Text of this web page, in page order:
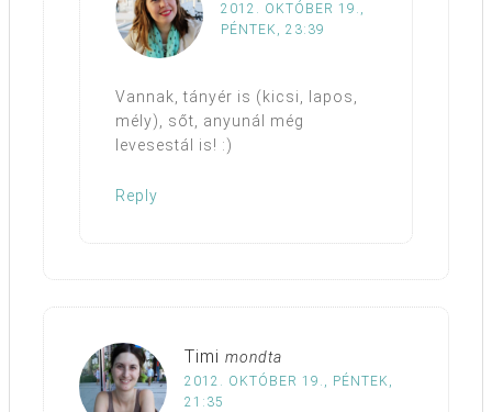
2012. OKTÓBER 19.,
PÉNTEK, 23:39
Vannak, tányér is (kicsi, lapos,
mély), sőt, anyunál még
levesestál is! :)
Reply
Timi mondta
2012. OKTÓBER 19., PÉNTEK,
21:35